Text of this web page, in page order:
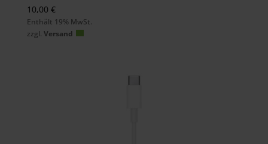
10,00 €
Enthält 19% MwSt.
zzgl. Versand